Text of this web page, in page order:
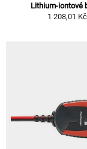
Lithium-iontové
1 208,01 Kč